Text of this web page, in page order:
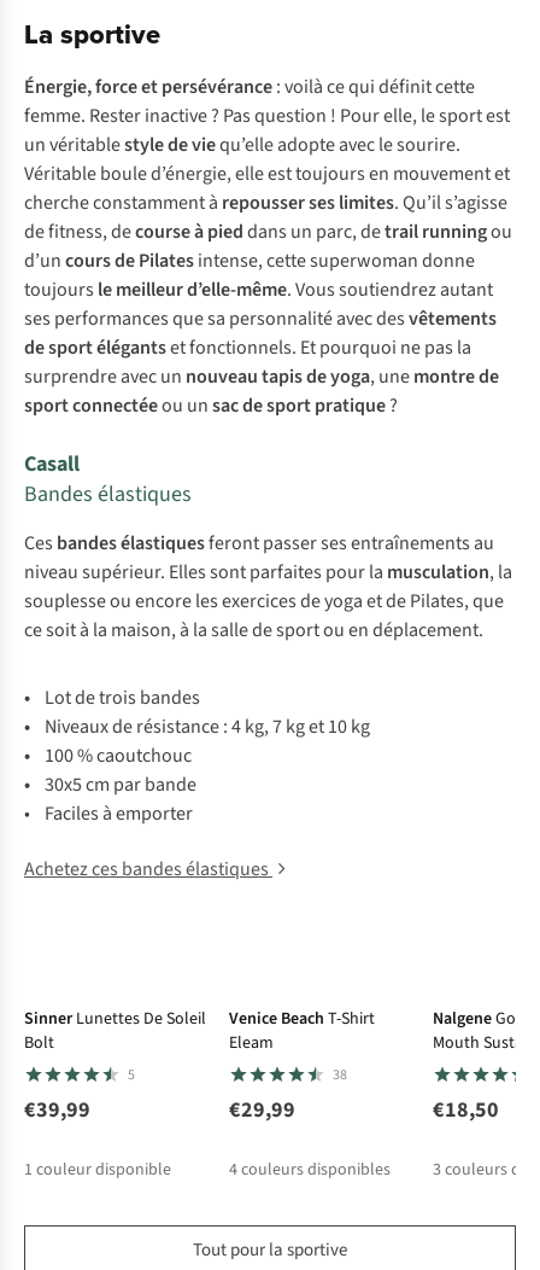
La sportive
Énergie, force et persévérance: voilà ce qui définit cette
femme. Rester inactive ? Pas question ! Pour elle, le sport est
un véritablestyle de viequ’elle adopte avec le sourire.
Véritable boule d’énergie, elle est toujours en mouvement et
cherche constamment à repousser ses limites. Qu’il s’agisse
de fitness, decourse à pieddans un parc, detrail runningou
d’uncours de Pilatesintense, cette superwoman donne
toujours le meilleur d’elle-même. Vous soutiendrez autant
ses performances que sa personnalité avec desvêtements
de sport élégantset fonctionnels. Et pourquoi ne pas la
surprendre avec un nouveau tapis de yoga, unemontre de
sport connectéeou unsac de sport pratique?
Casall
Bandes élastiques
Ces bandes élastiquesferont passer ses entraînements au
niveau supérieur. Elles sont parfaites pour la musculation, la
souplesse ou encore les exercices de yoga et de Pilates, que
ce soit à la maison, à la salle de sport ou en déplacement.
• Lot de trois bandes
• Niveaux de résistance : 4 kg, 7 kg et 10 kg
• 100 % caoutchouc
• 30x5 cm par bande
• Faciles à emporter
Achetez ces bandes élastiques
Sinner Lunettes De Soleil
Bolt
5
€39,99
1 couleur disponible
Venice Beach T-Shirt
Eleam
38
€29,99
4couleurs disponibles
Nalgene
Mouth Sustain
€18,50
3couleurs
Tout pour la sportive